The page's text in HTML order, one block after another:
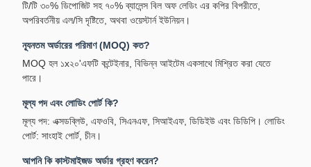
টি/টি ৩০% ডিপোজিট সহ ৭০% ব্যালেন্স বিল অফ লেডিং এর কপির বিপরীতে,
অপরিবর্তনীয় এল/সি দৃষ্টিতে, অথবা ওয়েস্টার্ন ইউনিয়ন।
ন্যূনতম অর্ডারের পরিমাণ (MOQ) কত?
MOQ হল ১x২০'এফটি কন্টেইনার, বিভিন্ন আইটেম একসাথে মিশ্রিত করা যেতে
পারে।
মূল্য পদ এবং লোডিং পোর্ট কি?
মূল্য পদ: এক্সডব্লিউ, এফওবি, সিএনএফ, সিআইএফ, ডিডিইউ এবং ডিডিপি। লোডিং
পোর্ট: সাংহাই পোর্ট, চীন।
আপনি কি কাস্টমাইজড অর্ডার গ্রহণ করেন?